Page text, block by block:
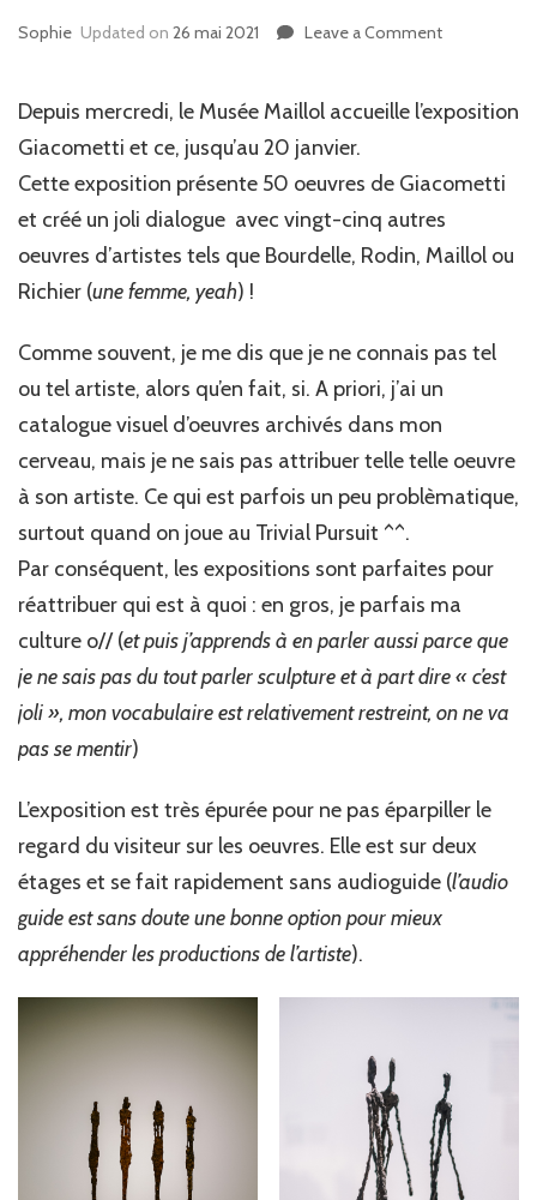
Sophie Updated on 26 mai 2021 Leave a Comment
au
Depuis mercredi, le Musée Maillol accueille l’exposition
Giacometti et ce, jusqu’au 20 janvier.
Cette exposition présente 50 oeuvres de Giacometti
et créé un joli dialogue avec vingt-cinq autres
oeuvres d’artistes tels que Bourdelle, Rodin, Maillol ou
Richier (une femme, yeah) !
Comme souvent, je me dis que je ne connais pas tel
ou tel artiste, alors qu’en fait, si. A priori, j’ai un
catalogue visuel d’oeuvres archivés dans mon
cerveau, mais je ne sais pas attribuer telle telle oeuvre
à son artiste. Ce qui est parfois un peu problèmatique,
surtout quand on joue au Trivial Pursuit ^^.
Par conséquent, les expositions sont parfaites pour
réattribuer qui est à quoi : en gros, je parfais ma
culture o// (et puis j’apprends à en parler aussi parce que
je ne sais pas du tout parler sculpture et à part dire « c’est
joli », mon vocabulaire est relativement restreint, on ne va
pas se mentir)
L’exposition est très épurée pour ne pas éparpiller le
regard du visiteur sur les oeuvres. Elle est sur deux
étages et se fait rapidement sans audioguide (l’audio
guide est sans doute une bonne option pour mieux
appréhender les productions de l’artiste).